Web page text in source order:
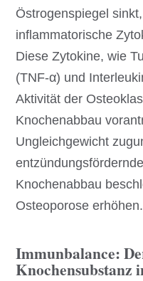
Östrogenspiegel
inflammatorische
Diese Zytokine, wie
(TNF-α) und
Aktivität der
Knochenabbau
Ungleichgewicht
Knochenabbau
Osteoporose erhöhen.
Immunbalance:
Knochensubstanz